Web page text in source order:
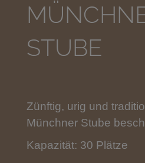
STUBE
Zünftig, urig und
Münchner Stube
Kapazität: 30 Plätze